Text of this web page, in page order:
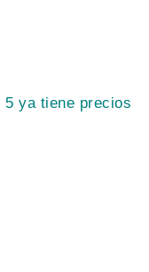
5 ya tiene precios